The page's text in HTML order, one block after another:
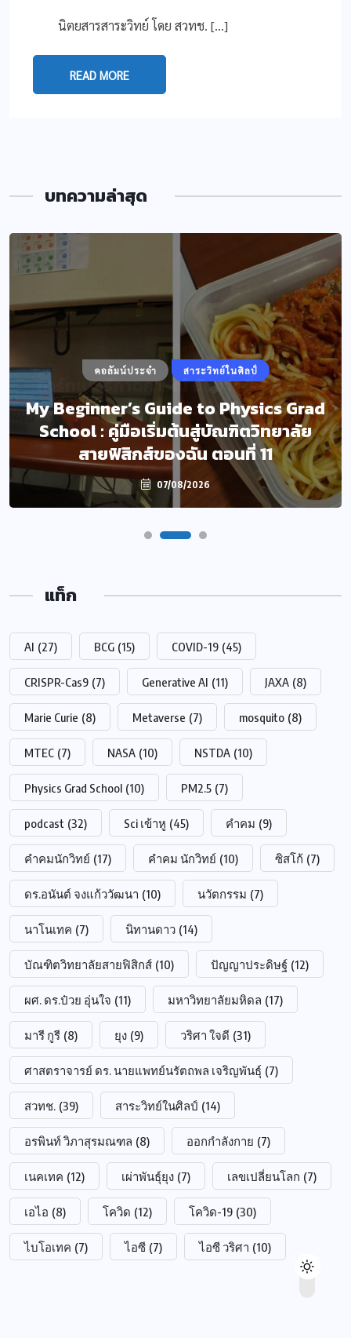
นิตยสารสาระวิทย์ โดย สวทช. […]
READ MORE
บทความล่าสุด
คอลัมน์ประจำ สาระวิทย์ในศิลป์
My Beginner’s Guide to Physics Grad
School : คู่มือเริ่มต้นสู่บัณฑิตวิทยาลัย
สายฟิสิกส์ของฉัน ตอนที่ 11
07/08/2026
แท็ก
AI (27) BCG (15) COVID-19 (45)
CRISPR-Cas9 (7) Generative AI (11) JAXA (8)
Marie Curie (8) Metaverse (7) mosquito (8)
MTEC (7) NASA (10) NSTDA (10)
Physics Grad School (10) PM2.5 (7)
podcast (32) Sci เข้าหู (45) คำคม (9)
คำคมนักวิทย์ (17) คำคม นักวิทย์ (10) ซิสโก้ (7)
ดร.อนันต์ จงแก้ววัฒนา (10) นวัตกรรม (7)
นาโนเทค (7) นิทานดาว (14)
บัณฑิตวิทยาลัยสายฟิสิกส์ (10) ปัญญาประดิษฐ์ (12)
ผศ. ดร.ป๋วย อุ่นใจ (11) มหาวิทยาลัยมหิดล (17)
มารี กูรี (8) ยุง (9) วริศา ใจดี (31)
ศาสตราจารย์ ดร. นายแพทย์นรัตถพล เจริญพันธุ์ (7)
สวทช. (39) สาระวิทย์ในศิลป์ (14)
อรพินท์ วิภาสุรมณฑล (8) ออกกำลังกาย (7)
เนคเทค (12) เผ่าพันธุ์ยุง (7) เลขเปลี่ยนโลก (7)
เอไอ (8) โควิด (12) โควิด-19 (30)
ไบโอเทค (7) ไอซี (7) ไอซี วริศา (10)